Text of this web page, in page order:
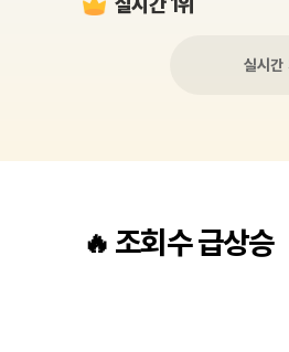
실시간
🔥 조회수 급상승